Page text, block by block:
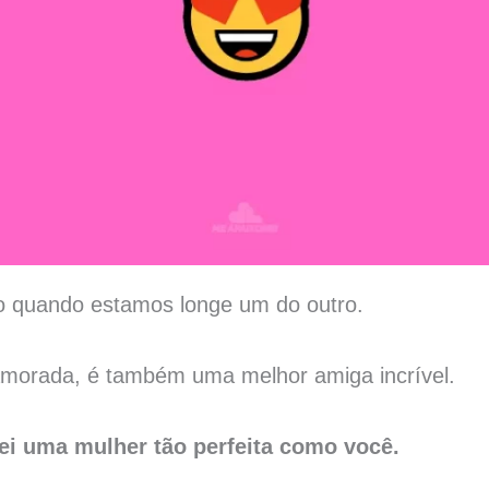
quando estamos longe um do outro.
é também uma melhor amiga incrível.
uma mulher tão perfeita como você.